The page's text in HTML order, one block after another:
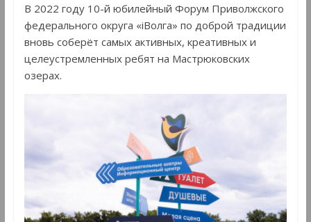
В 2022 году 10-й юбилейный Форум Приволжского
федерального округа «iВолга» по доброй традиции
вновь соберёт самых активных, креативных и
целеустремленных ребят на Мастрюковских
озерах.